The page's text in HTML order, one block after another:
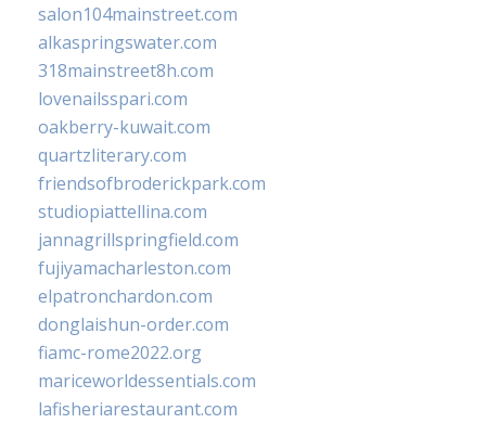
salon104mainstreet.com
alkaspringswater.com
318mainstreet8h.com
lovenailsspari.com
oakberry-kuwait.com
quartzliterary.com
friendsofbroderickpark.com
studiopiattellina.com
jannagrillspringfield.com
fujiyamacharleston.com
elpatronchardon.com
donglaishun-order.com
fiamc-rome2022.org
mariceworldessentials.com
lafisheriarestaurant.com